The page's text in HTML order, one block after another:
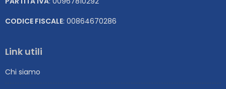
CODICE FISCALE: 00864670286
Link utili
Chi siamo